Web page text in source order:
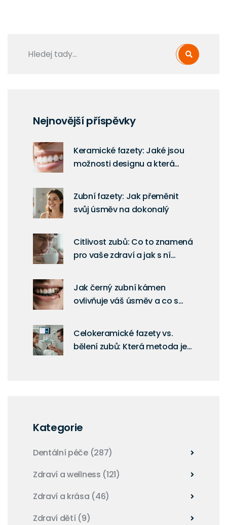
Nejnovější příspěvky
Keramické fazety: Jaké jsou
možnosti designu a která
Zubní fazety: Jak přeměnit
svůj úsměv na dokonalý
Citlivost zubů: Co to znamená
pro vaše zdraví a jak s ní
Jak černý zubní kámen
ovlivňuje váš úsměv a co s
Celokeramické fazety vs.
bělení zubů: Která metoda je
Kategorie
Dentální péče (287)
Zdraví a wellness (121)
Zdraví a krása (46)
Zdraví dětí (9)